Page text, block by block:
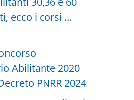
ecco i corsi …